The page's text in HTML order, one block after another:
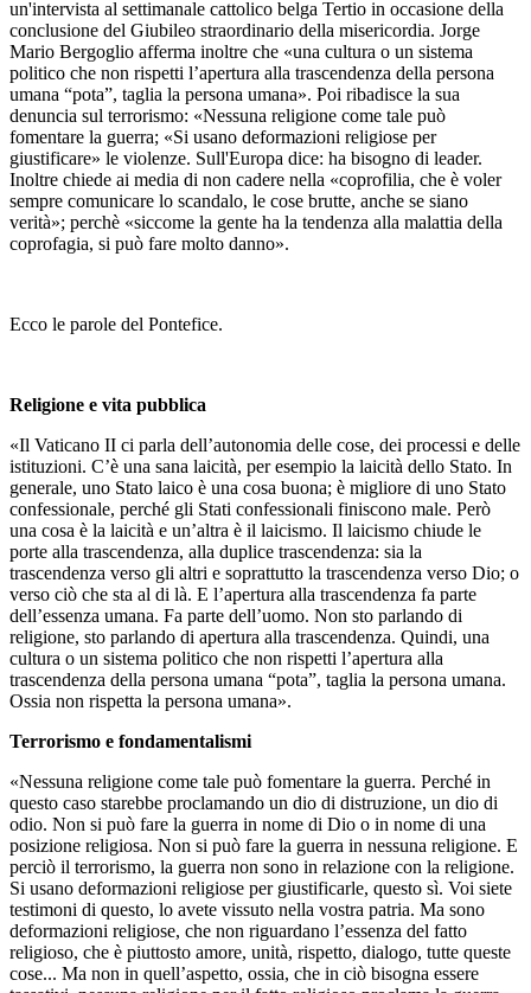
un'intervista al settimanale cattolico belga Tertio in occasione della
conclusione del Giubileo straordinario della misericordia. Jorge
Mario Bergoglio afferma inoltre che «una cultura o un sistema
politico che non rispetti l’apertura alla trascendenza della persona
umana “pota”, taglia la persona umana». Poi ribadisce la sua
denuncia sul terrorismo: «Nessuna religione come tale può
fomentare la guerra; «Si usano deformazioni religiose per
giustificare» le violenze. Sull'Europa dice: ha bisogno di leader.
Inoltre chiede ai media di non cadere nella «coprofilia, che è voler
sempre comunicare lo scandalo, le cose brutte, anche se siano
verità»; perchè «siccome la gente ha la tendenza alla malattia della
coprofagia, si può fare molto danno».
Ecco le parole del Pontefice.
Religione e vita pubblica
«Il Vaticano II ci parla dell’autonomia delle cose, dei processi e delle
istituzioni. C’è una sana laicità, per esempio la laicità dello Stato. In
generale, uno Stato laico è una cosa buona; è migliore di uno Stato
confessionale, perché gli Stati confessionali finiscono male. Però
una cosa è la laicità e un’altra è il laicismo. Il laicismo chiude le
porte alla trascendenza, alla duplice trascendenza: sia la
trascendenza verso gli altri e soprattutto la trascendenza verso Dio; o
verso ciò che sta al di là. E l’apertura alla trascendenza fa parte
dell’essenza umana. Fa parte dell’uomo. Non sto parlando di
religione, sto parlando di apertura alla trascendenza. Quindi, una
cultura o un sistema politico che non rispetti l’apertura alla
trascendenza della persona umana “pota”, taglia la persona umana.
Ossia non rispetta la persona umana».
Terrorismo e fondamentalismi
«Nessuna religione come tale può fomentare la guerra. Perché in
questo caso starebbe proclamando un dio di distruzione, un dio di
odio. Non si può fare la guerra in nome di Dio o in nome di una
posizione religiosa. Non si può fare la guerra in nessuna religione. E
perciò il terrorismo, la guerra non sono in relazione con la religione.
Si usano deformazioni religiose per giustificarle, questo sì. Voi siete
testimoni di questo, lo avete vissuto nella vostra patria. Ma sono
deformazioni religiose, che non riguardano l’essenza del fatto
religioso, che è piuttosto amore, unità, rispetto, dialogo, tutte queste
cose... Ma non in quell’aspetto, ossia, che in ciò bisogna essere